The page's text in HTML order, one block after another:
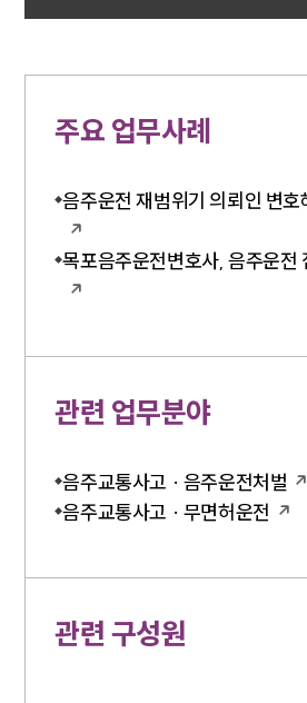
음주교통사고대응
법률 블로그
대륜법률상담
대륜법률상담
주요 업무사례
음주운전 재범위기 의뢰인 변
목포음주운전변호사, 음주운전
관련 업무분야
음주교통사고 · 음주운전처벌
음주교통사고 · 무면허운전
관련 구성원